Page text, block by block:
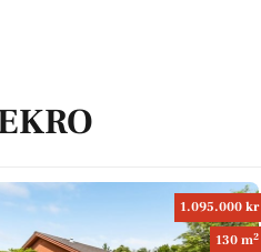
1.095.000 kr
130 m2